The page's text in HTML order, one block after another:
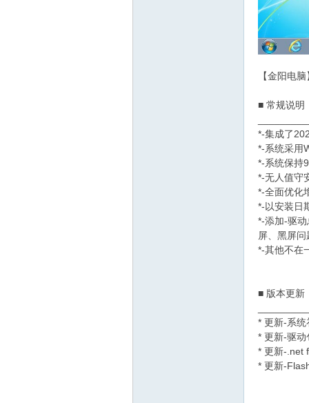
【金阳电
■ 常规说明
*-集成了
*-系统采用
*-系统保持
*-无人值守
*-全面优化
*-以安装日
*-添加-驱
屏、黑屏
*-其他不在
■ 版本更新
* 更新-系
* 更新-驱动
* 更新-.net
* 更新-